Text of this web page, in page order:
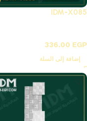
IDM-X085
336.00 EGP
إضافة إلى السلة